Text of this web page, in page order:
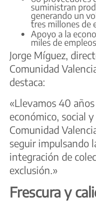
suministran
generando un
tres millones de
Apoyo a la
miles de
Jorge Míguez,
Comunidad
destaca:
«Llevamos 40
económico, social
Comunidad
seguir impulsando
integración de
exclusión.»
Frescura y